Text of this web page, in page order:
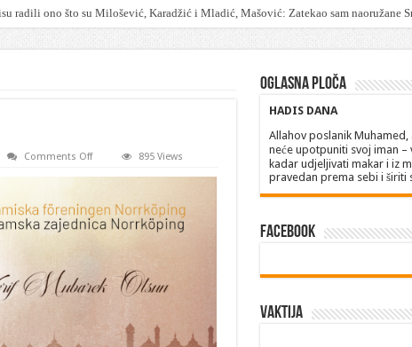
radili ono što su Milošević, Karadžić i Mladić, Mašović: Zatekao sam naoružane
Comments Offon
ŠERIF
OLSUN
895 Views
Oglasna ploča
HADIS DANA
Allahov poslanik Muhamed,
neće upotpuniti svoj iman –
kadar udjeljivati makar i iz
pravedan prema sebi i širiti
Facebook
Vaktija